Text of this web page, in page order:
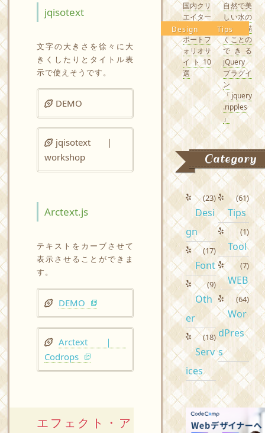
jqisotext
文字の大きさを徐々に大
きくしたりとタイトル表
示で使えそうです。
DEMO
jqisotext ｜
workshop
Arctext.js
テキストをカーブさせて
表示させることができま
す。
DEMO
Arctext ｜
Codrops
エフェクト・ア
Design
国内クリ
エイター
の素敵な
ポートフ
ォリオサ
イト10
選
Tips
自然で美
しい水の
波紋を描
くことの
できる
jQuery
プラグイ
ン
「jquery
.ripples
」
Category
Desi
gn
(23)
Font
(17)
Oth
er
(9)
Serv
ices
(18)
Tips
(61)
Tool
(1)
WEB
(7)
Wor
dPres
s
(64)